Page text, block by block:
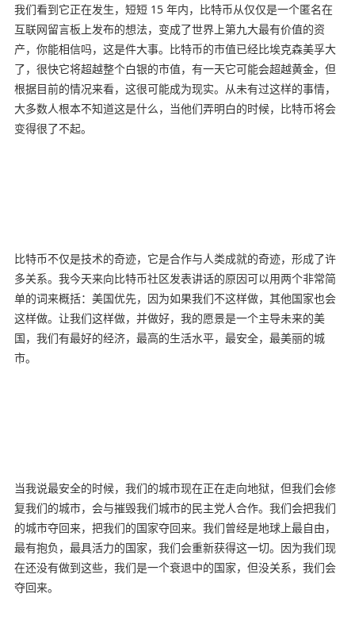
我们看到它正在发生，短短 15 年内，比特币从仅仅是一个匿名在
互联网留言板上发布的想法，变成了世界上第九大最有价值的资
产，你能相信吗，这是件大事。比特币的市值已经比埃克森美孚大
了，很快它将超越整个白银的市值，有一天它可能会超越黄金，但
根据目前的情况来看，这很可能成为现实。从未有过这样的事情，
大多数人根本不知道这是什么，当他们弄明白的时候，比特币将会
变得很了不起。
比特币不仅是技术的奇迹，它是合作与人类成就的奇迹，形成了许
多关系。我今天来向比特币社区发表讲话的原因可以用两个非常简
单的词来概括：美国优先，因为如果我们不这样做，其他国家也会
这样做。让我们这样做，并做好，我的愿景是一个主导未来的美
国，我们有最好的经济，最高的生活水平，最安全，最美丽的城
市。
当我说最安全的时候，我们的城市现在正在走向地狱，但我们会修
复我们的城市，会与摧毁我们城市的民主党人合作。我们会把我们
的城市夺回来，把我们的国家夺回来。我们曾经是地球上最自由，
最有抱负，最具活力的国家，我们会重新获得这一切。因为我们现
在还没有做到这些，我们是一个衰退中的国家，但没关系，我们会
夺回来。